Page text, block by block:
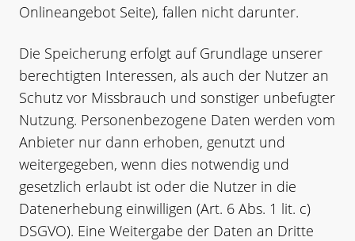
Onlineangebot Seite), fallen nicht darunter.
Die Speicherung erfolgt auf Grundlage unserer
berechtigten Interessen, als auch der Nutzer an
Schutz vor Missbrauch und sonstiger unbefugter
Nutzung. Personenbezogene Daten werden vom
Anbieter nur dann erhoben, genutzt und
weitergegeben, wenn dies notwendig und
gesetzlich erlaubt ist oder die Nutzer in die
Datenerhebung einwilligen (Art. 6 Abs. 1 lit. c)
DSGVO). Eine Weitergabe der Daten an Dritte